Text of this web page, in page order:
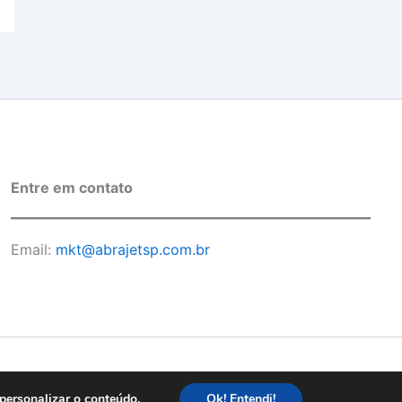
Entre em contato
Email: mkt@abrajetsp.com.br